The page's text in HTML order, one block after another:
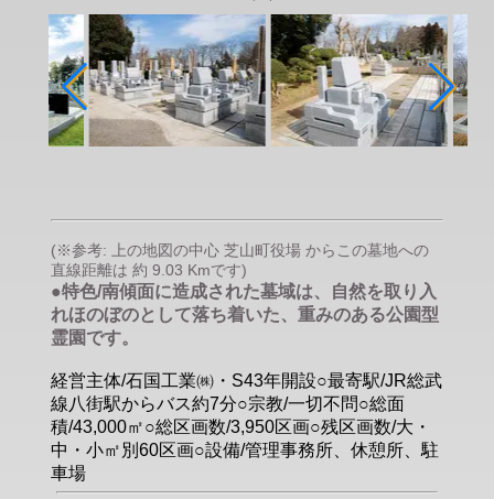
(※参考: 上の地図の中心 芝山町役場 からこの墓地への
直線距離は 約 9.03 Kmです)
●特色/南傾面に造成された墓域は、自然を取り入
れほのぼのとして落ち着いた、重みのある公園型
霊園です。
経営主体/石国工業㈱・S43年開設○最寄駅/JR総武
線八街駅からバス約7分○宗教/一切不問○総面
積/43,000㎡○総区画数/3,950区画○残区画数/大・
中・小㎡別60区画○設備/管理事務所、休憩所、駐
車場